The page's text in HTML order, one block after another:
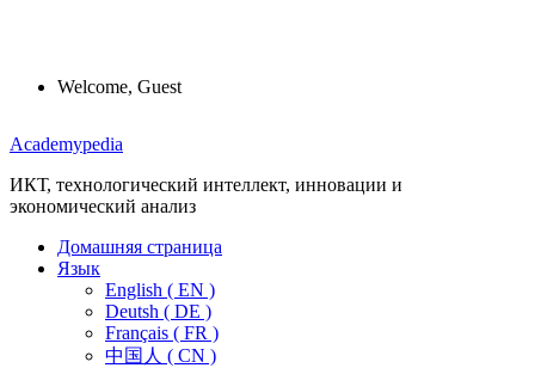
Welcome, Guest
Menu
Academypedia
ИКТ, технологический интеллект, инновации и
экономический анализ
Домашняя страница
Язык
English ( EN )
Deutsh ( DE )
Français ( FR )
中国人 ( CN )